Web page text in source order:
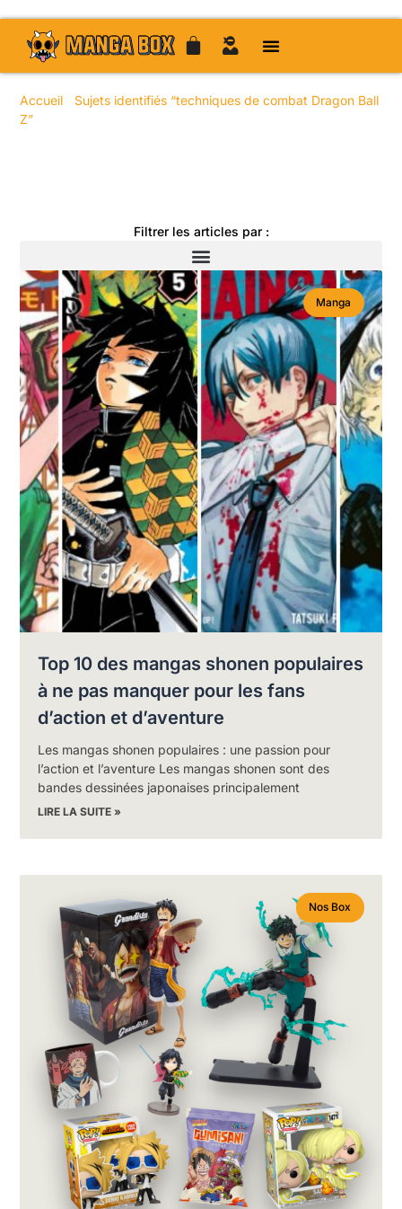
Accueil
Sujets identifiés “techniques de combat Dragon Ball
Z”
Filtrer les articles par :
Manga
Top 10 des mangas shonen populaires
à ne pas manquer pour les fans
d’action et d’aventure
Les mangas shonen populaires : une passion pour
l’action et l’aventure Les mangas shonen sont des
bandes dessinées japonaises principalement
LIRE LA SUITE »
Nos Box